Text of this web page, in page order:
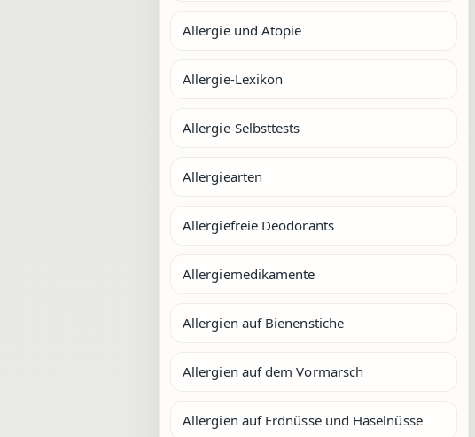
Allergie und Atopie
Allergie-Lexikon
Allergie-Selbsttests
Allergiearten
Allergiefreie Deodorants
Allergiemedikamente
Allergien auf Bienenstiche
Allergien auf dem Vormarsch
Allergien auf Erdnüsse und Haselnüsse